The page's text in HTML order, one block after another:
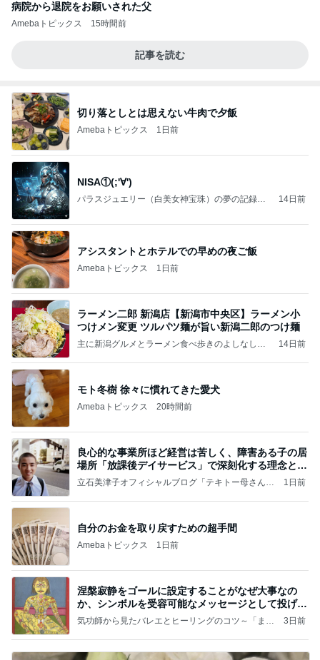
病院から退院をお願いされた父
Amebaトピックス 15時間前
記事を読む
切り落としとは思えない牛肉で夕飯
Amebaトピックス 1日前
NISA①(;'∀')
パラスジュエリー（白美女神宝珠）の夢の記録
14日前
アシスタントとホテルでの早めの夜ご飯
Amebaトピックス 1日前
ラーメン二郎 新潟店【新潟市中央区】ラーメン小
つけメン変更 ツルパツ麺が旨い新潟二郎のつけ麺
主に新潟グルメとラーメン食べ歩きのよしなしご
14日前
モト冬樹 徐々に慣れてきた愛犬
Amebaトピックス 20時間前
良心的な事業所ほど経営は苦しく、障害ある子の居
場所「放課後デイサービス」で深刻化する理念と現
実の
立石美津子オフィシャルブログ「テキトー母さんの
1日前
自分のお金を取り戻すための超手間
Amebaトピックス 1日前
涅槃寂静をゴールに設定することがなぜ大事なの
か、シンボルを受容可能なメッセージとして投げる
ことが
気功師から見たバレエとヒーリングのコツ～「まと
3日前